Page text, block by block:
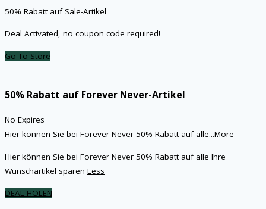
50% Rabatt auf Sale-Artikel
Deal Activated, no coupon code required!
Go To Store
50% Rabatt auf Forever Never-Artikel
No Expires
Hier können Sie bei Forever Never 50% Rabatt auf alle...More
Hier können Sie bei Forever Never 50% Rabatt auf alle Ihre
Wunschartikel sparen Less
DEAL HOLEN